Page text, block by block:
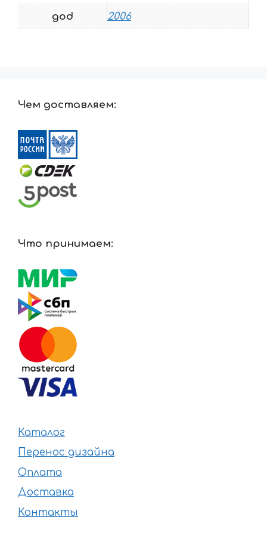
god 2006
Чем доставляем:
Что принимаем:
Каталог
Перенос дизайна
Оплата
Доставка
Контакты